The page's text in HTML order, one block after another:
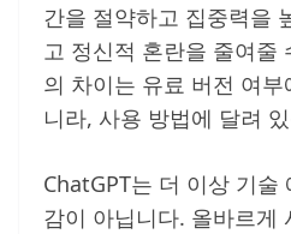
간을 절약하고 집중력을
고 정신적 혼란을 줄여줄
의 차이는 유료 버전 여
니라, 사용 방법에 달려
ChatGPT는 더 이상 기술
감이 아닙니다. 올바르게